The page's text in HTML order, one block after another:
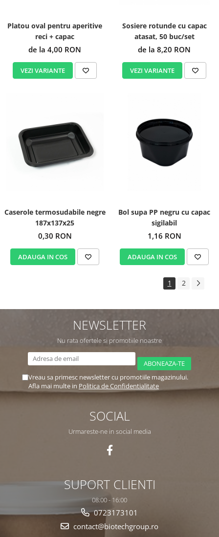
Platou oval pentru aperitive
reci + capac
de la 4,00 RON
VEZI VARIANTE
Sosiere rotunde cu capac
atasat, 50 buc/set
de la 8,20 RON
VEZI VARIANTE
Caserole termosudabile negre
187x137x25
0,30 RON
ADAUGA IN COS
Bol supa PP negru cu capac
sigilabil
1,16 RON
ADAUGA IN COS
1 2
NEWSLETTER
Nu rata ofertele si promotiile noastre
Vreau sa primesc newsletter cu promotiile magazinului.
Afla mai multe in Politica de Confidentialitate
SOCIAL
Urmareste-ne in social media
SUPORT CLIENTI
08:00 - 16:00
0723173101
contact@biotechgroup.ro